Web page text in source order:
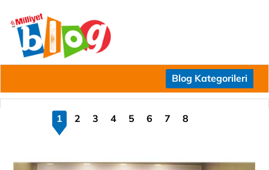
Blog Kategorileri
1 2 3 4 5 6 7 8